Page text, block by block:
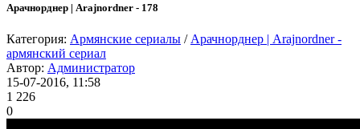
Арачнорднер | Arajnordner - 178
Категория: Армянские сериалы / Арачнорднер | Arajnordner -
армянский сериал
Автор: Администратор
15-07-2016, 11:58
1 226
0